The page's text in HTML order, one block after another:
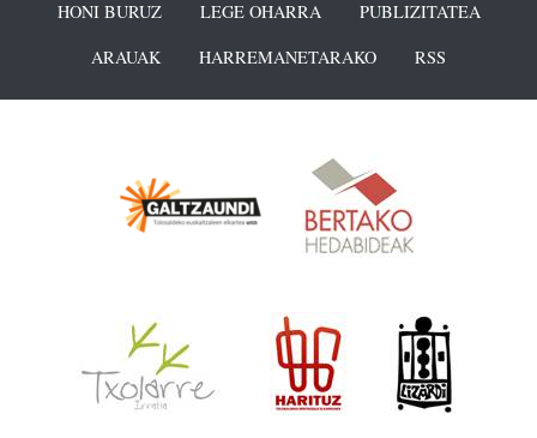
HONI BURUZ LEGE OHARRA
PUBLIZITATEA
ARAUAK
HARREMANETARAKO RSS